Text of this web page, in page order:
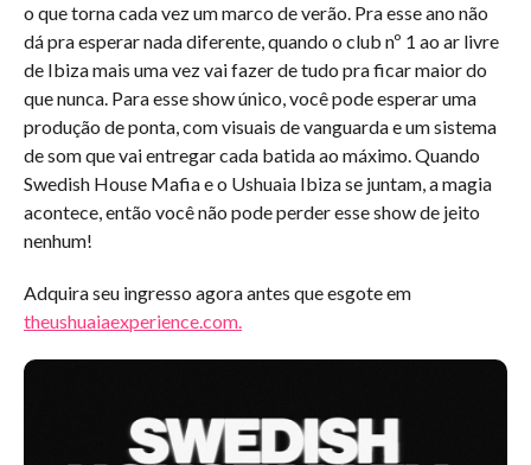
o que torna cada vez um marco de verão. Pra esse ano não
dá pra esperar nada diferente, quando o club nº 1 ao ar livre
de Ibiza mais uma vez vai fazer de tudo pra ficar maior do
que nunca. Para esse show único, você pode esperar uma
produção de ponta, com visuais de vanguarda e um sistema
de som que vai entregar cada batida ao máximo. Quando
Swedish House Mafia e o Ushuaia Ibiza se juntam, a magia
acontece, então você não pode perder esse show de jeito
nenhum!
Adquira seu ingresso agora antes que esgote em
theushuaiaexperience.com.